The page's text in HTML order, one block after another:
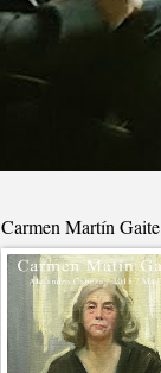
Carmen Martín Gaite